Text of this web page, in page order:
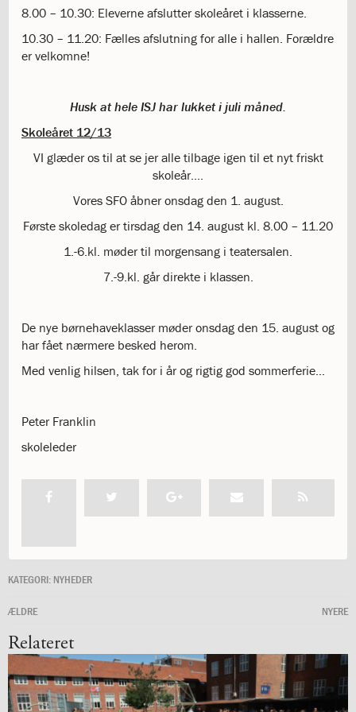
3.12:
Den
digitale
dannelsestrappe
på
3.15:
Legepatruljen
3.16:
ISJ
ISJ
4.0:
Det
religiøse
4.2:
Morgensang
4.3:
Kirken
4.4:
Gudstjenester
4.5:
Gudstjenester
4.7:
Vores
i
9.
5.0:
Internationalt
5.1:
International
Bilingual
Department
8.00 – 10.30: Eleverne afslutter skoleåret i klasserne.
10.30 – 11.20: Fælles afslutning for alle i hallen. Forældre
er velkomne!
Husk at hele ISJ har lukket i juli måned.
Skoleåret 12/13
VI glæder os til at se jer alle tilbage igen til et nyt friskt
skoleår….
Vores SFO åbner onsdag den 1. august.
Første skoledag er tirsdag den 14. august kl. 8.00 – 11.20
1.-6.kl. møder til morgensang i teatersalen.
7.-9.kl. går direkte i klassen.
De nye børnehaveklasser møder onsdag den 15. august og
har fået nærmere besked herom.
Med venlig hilsen, tak for i år og rigtig god sommerferie…
Peter Franklin
skoleleder
KATEGORI: NYHEDER
ÆLDRE NYERE
Relateret